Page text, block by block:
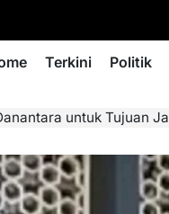
Terkini Politik
untuk Tujuan